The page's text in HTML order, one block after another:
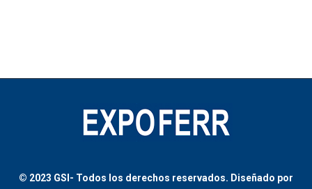
© 2023 GSI- Todos los derechos reservados. Diseñado por